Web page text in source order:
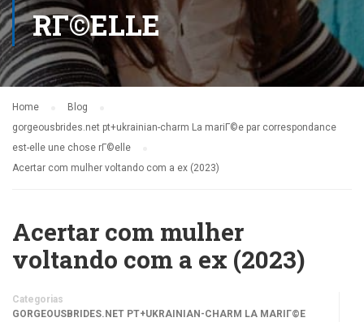
RГ©ELLE
Home
Blog
gorgeousbrides.net pt+ukrainian-charm La mariГ©e par correspondance
est-elle une chose rГ©elle
Acertar com mulher voltando com a ex (2023)
Acertar com mulher
voltando com a ex (2023)
Categorias
GORGEOUSBRIDES.NET PT+UKRAINIAN-CHARM LA MARIГ©E